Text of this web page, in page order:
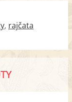
rajčata